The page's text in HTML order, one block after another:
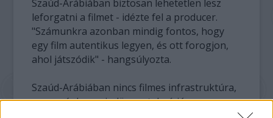
Szaúd-Arábiában biztosan lehetetlen lesz
leforgatni a filmet - idézte fel a producer.
"Számunkra azonban mindig fontos, hogy
egy film autentikus legyen, és ott forogjon,
ahol játszódik" - hangsúlyozta.
Szaúd-Arábiában nincs filmes infrastruktúra,
az országban mindössze televíziós